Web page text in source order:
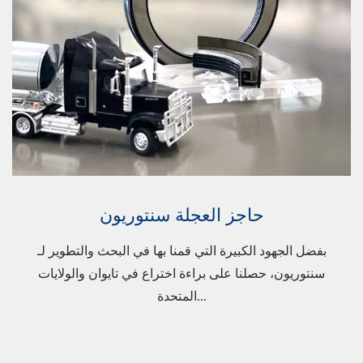
حاجز العجلة سنتوريون
بفضل الجهود الكبيرة التي قمنا بها في البحث والتطوير لـ
سنتوريون، حصلنا على براءة اختراع في تايوان والولايات
المتحدة...